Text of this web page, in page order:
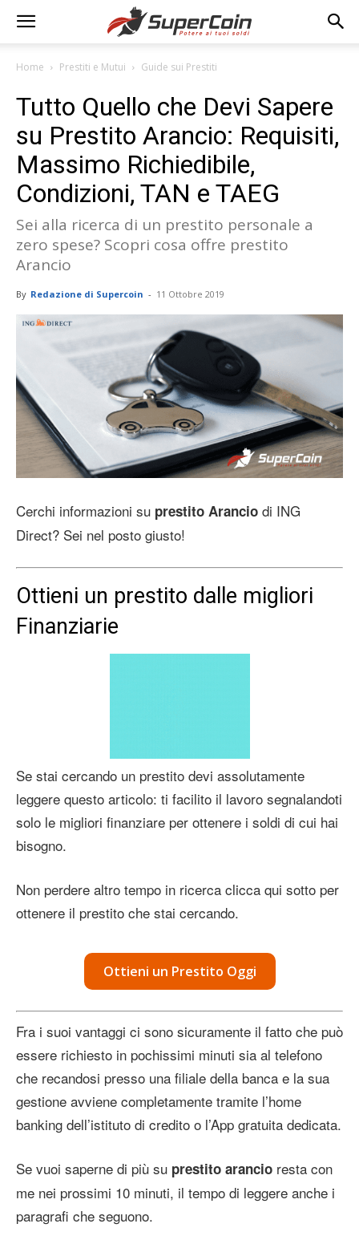
Home Prestiti e Mutui Guide sui Prestiti
Tutto Quello che Devi Sapere
su Prestito Arancio: Requisiti,
Massimo Richiedibile,
Condizioni, TAN e TAEG
Sei alla ricerca di un prestito personale a
zero spese? Scopri cosa offre prestito
Arancio
By Redazione di Supercoin - 11 Ottobre 2019
Cerchi informazioni su prestito Arancio di ING
Direct? Sei nel posto giusto!
Ottieni un prestito dalle migliori
Finanziarie
Se stai cercando un prestito devi assolutamente
leggere questo articolo: ti facilito il lavoro segnalandoti
solo le migliori finanziare per ottenere i soldi di cui hai
bisogno.
Non perdere altro tempo in ricerca clicca qui sotto per
ottenere il prestito che stai cercando.
Ottieni un Prestito Oggi
Fra i suoi vantaggi ci sono sicuramente il fatto che può
essere richiesto in pochissimi minuti sia al telefono
che recandosi presso una filiale della banca e la sua
gestione avviene completamente tramite l’home
banking dell’istituto di credito o l’App gratuita dedicata.
Se vuoi saperne di più su prestito arancio resta con
me nei prossimi 10 minuti, il tempo di leggere anche i
paragrafi che seguono.